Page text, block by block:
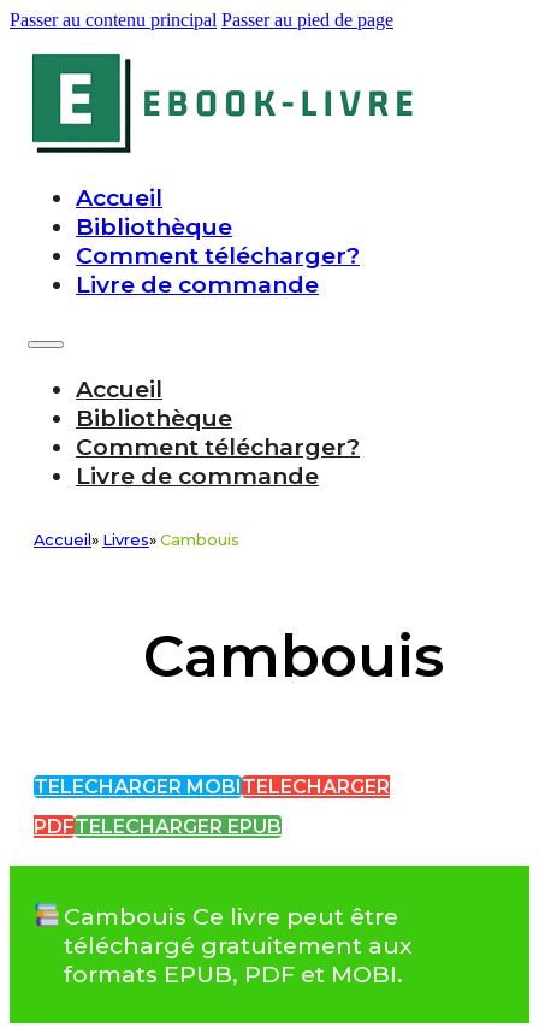
Passer au contenu principal Passer au pied de page
Accueil
Bibliothèque
Comment télécharger?
Livre de commande
Accueil
Bibliothèque
Comment télécharger?
Livre de commande
Accueil » Livres» Cambouis
Cambouis
TELECHARGER MOBI TELECHARGER
PDFTELECHARGER EPUB
Cambouis Ce livre peut être
téléchargé gratuitement aux
formats EPUB, PDF et MOBI.